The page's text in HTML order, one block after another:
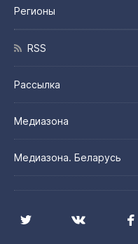
Регионы
RSS
Рассылка
Медиазона
Медиазона. Беларусь